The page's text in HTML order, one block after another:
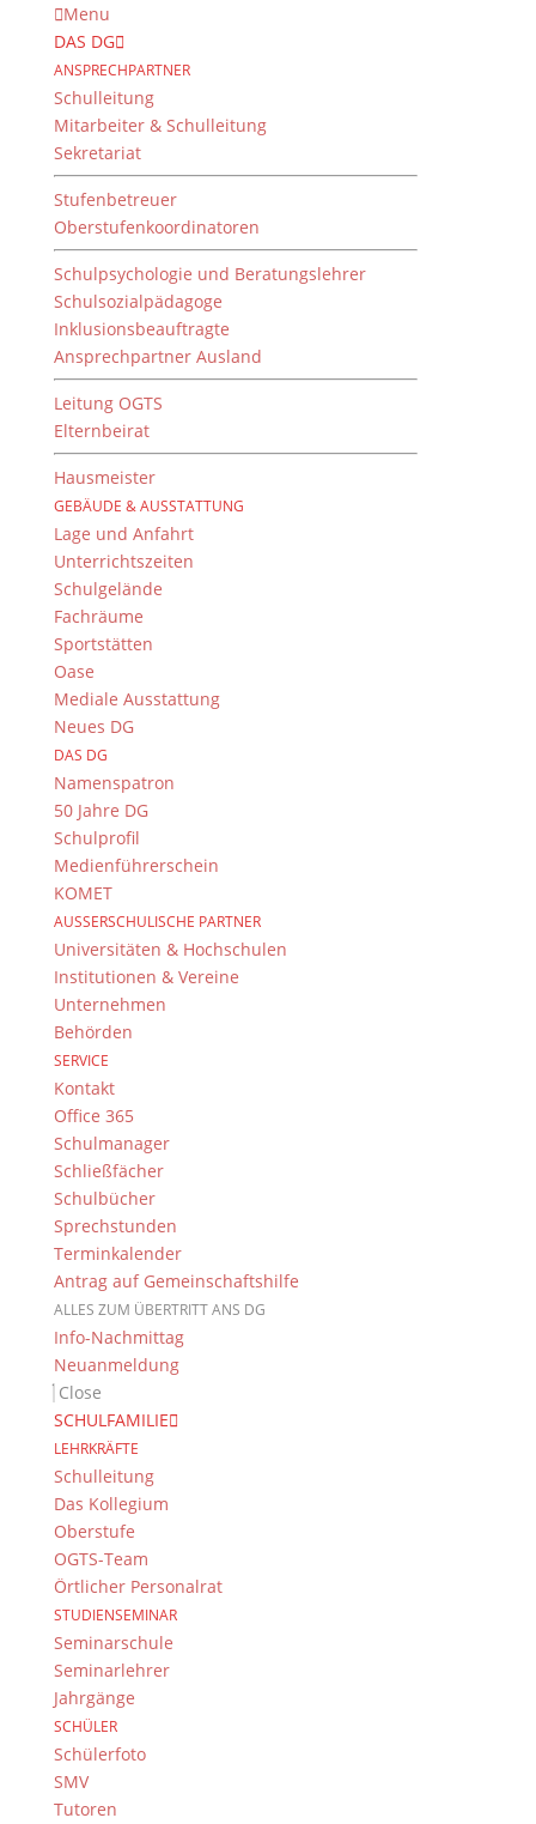
Menu
DAS DG
ANSPRECHPARTNER
Schulleitung
Mitarbeiter & Schulleitung
Sekretariat
Stufenbetreuer
Oberstufenkoordinatoren
Schulpsychologie und Beratungslehrer
Schulsozialpädagoge
Inklusionsbeauftragte
Ansprechpartner Ausland
Leitung OGTS
Elternbeirat
Hausmeister
GEBÄUDE & AUSSTATTUNG
Lage und Anfahrt
Unterrichtszeiten
Schulgelände
Fachräume
Sportstätten
Oase
Mediale Ausstattung
Neues DG
DAS DG
Namenspatron
50 Jahre DG
Schulprofil
Medienführerschein
KOMET
AUSSERSCHULISCHE PARTNER
Universitäten & Hochschulen
Institutionen & Vereine
Unternehmen
Behörden
SERVICE
Kontakt
Office 365
Schulmanager
Schließfächer
Schulbücher
Sprechstunden
Terminkalender
Antrag auf Gemeinschaftshilfe
ALLES ZUM ÜBERTRITT ANS DG
Info-Nachmittag
Neuanmeldung
Close
SCHULFAMILIE
LEHRKRÄFTE
Schulleitung
Das Kollegium
Oberstufe
OGTS-Team
Örtlicher Personalrat
STUDIENSEMINAR
Seminarschule
Seminarlehrer
Jahrgänge
SCHÜLER
Schülerfoto
SMV
Tutoren
Das Dientzenhofer-
Gymnasium gedenkt
Theo Döring
vonDientzenhofer-Gymnasium
Theo Döring war Lehrer für Geografie, Biologie und
Chemie am Dientzenhofer-Gymnasium bis zum Jahr
1995. Mit seiner Begeisterung und Offenheit prägte
er zahllose Schüler und Schülerinnen unserer
Schule und ist ihnen bis heute in Erinnerung.
Suche
Newsarchiv
Newsarchiv
Das DG
Dientzenhofer-Gymnasium Bamberg
Feldkirchenstr. 20-22
96052 Bamberg
Tel.: +49 (0) 951 93 23 90
Fax.: +49 (0) 951 93 23 92 0
E-Mail:
Kontakt & Ansprechpartner
Senden Sie uns Ihre Nachricht.
Impressum & Datenschutz
Impressum
Datenschutzerklärung
Kontakt
© 2015-2022, Dientzenhofer-Gymnasium Bamberg
Immer Aktuell
Bleiben Sie immer auf dem neusten Stand und